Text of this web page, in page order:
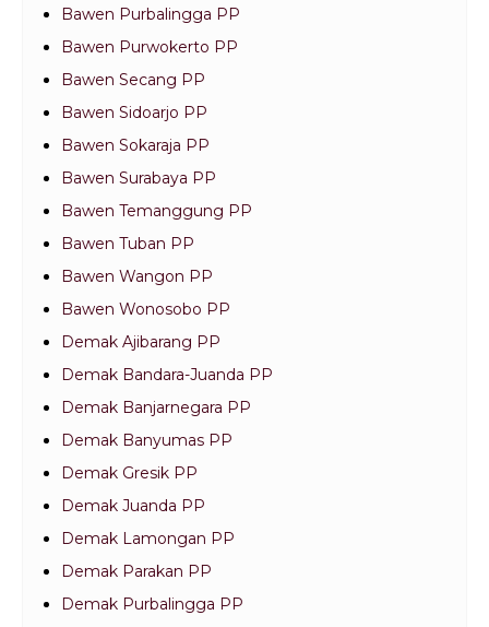
Bawen Purbalingga PP
Bawen Purwokerto PP
Bawen Secang PP
Bawen Sidoarjo PP
Bawen Sokaraja PP
Bawen Surabaya PP
Bawen Temanggung PP
Bawen Tuban PP
Bawen Wangon PP
Bawen Wonosobo PP
Demak Ajibarang PP
Demak Bandara-Juanda PP
Demak Banjarnegara PP
Demak Banyumas PP
Demak Gresik PP
Demak Juanda PP
Demak Lamongan PP
Demak Parakan PP
Demak Purbalingga PP